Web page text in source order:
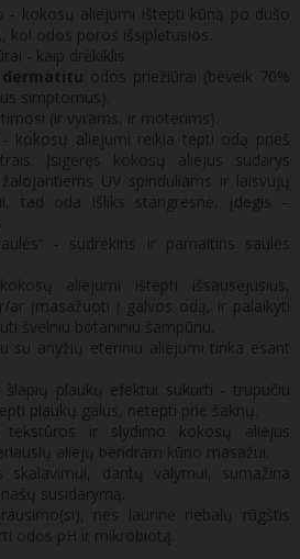
- kokosų aliejumi ištepti kūną po dušo
kol odos poros išsiplėtusios.
- kaip drėkiklis.
odos priežiūrai (beveik 70%
simptomus).
(ir vyrams, ir moterims).
kokosų aliejumi reikia tepti odą prieš
Įsigėręs kokosų aliejus sudarys
UV spinduliams ir laisvujų
tad oda išliks stangresnė, įdegis –
- sudrėkins ir pamaitins saulės
aliejumi ištepti išsausėjusius,
ar įmasažuoti į galvos odą, ir palaikyti
švelniu botaniniu šampūnu.
su anyžių eteriniu aliejumi tinka esant
šlapių plaukų efektui sukurti - trupučiu
plaukų galus, netepti prie šaknų.
ir slydimo kokosų aliejus
aliejų bendram kūno masažui.
skalavimui, dantų valymui, sumažina
susidarymą.
nes laurinė riebalų rūgštis
odos pH ir mikrobiotą.